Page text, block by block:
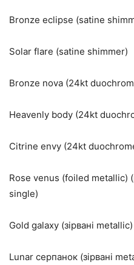
Bronze eclipse (satine
Solar flare (satine shimmer)
Bronze nova (24kt
Heavenly body (24kt
Citrine envy (24kt
Rose venus (foiled metallic)
single)
Gold galaxy (зірвані metallic)
Lunar серпанок (зірвані